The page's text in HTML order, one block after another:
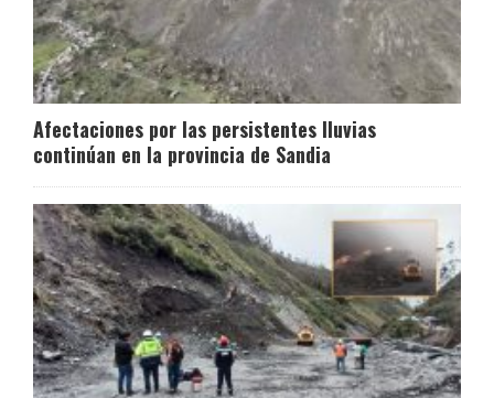
Afectaciones por las persistentes lluvias
continúan en la provincia de Sandia